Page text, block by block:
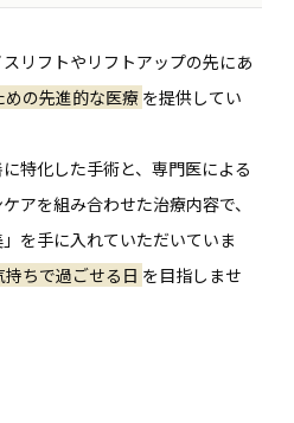
リフトやリフトアップの先にあ
めの先進的な医療 を提供してい
特化した手術と、専門医による
アを組み合わせた治療内容で、
を手に入れていただいていま
ちで過ごせる日 を目指しませ